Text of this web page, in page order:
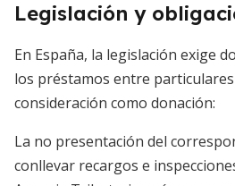
Legislación y
En España, la legislación exige
los préstamos entre
consideración como donación:
La no presentación del
conllevar recargos e